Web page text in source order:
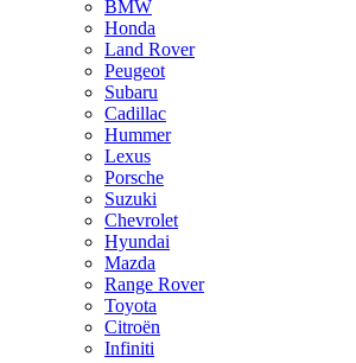
BMW
Honda
Land Rover
Peugeot
Subaru
Cadillac
Hummer
Lexus
Porsche
Suzuki
Chevrolet
Hyundai
Mazda
Range Rover
Toyota
Citroën
Infiniti